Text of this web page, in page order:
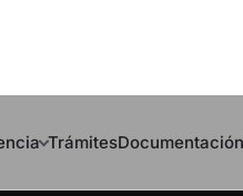
TrámitesDocumentación